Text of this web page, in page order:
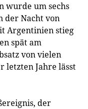
wurde um sechs
der Nacht von
Argentinien stieg
spät am
von vielen
letzten Jahre lässt
der